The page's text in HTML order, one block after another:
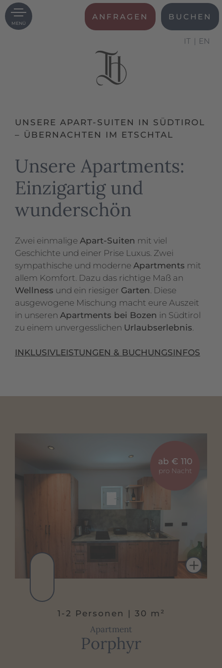
MENÜ
ANFRAGEN BUCHEN
IT EN
UNSERE APART-SUITEN IN SÜDTIROL
– ÜBERNACHTEN IM ETSCHTAL
Unsere Apartments:
Einzigartig und
wunderschön
Zwei einmalige Apart-Suiten mit viel
Geschichte und einer Prise Luxus. Zwei
sympathische und moderne Apartments mit
allem Komfort. Dazu das richtige Maß an
Wellness und ein riesiger Garten. Diese
ausgewogene Mischung macht eure Auszeit
in unseren Apartments bei Bozen in Südtirol
zu einem unvergesslichen Urlaubserlebnis.
INKLUSIVLEISTUNGEN & BUCHUNGSINFOS
1-2 Personen | 30 m²
Apartment
Porphyr
ab € 110
pro Nacht